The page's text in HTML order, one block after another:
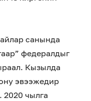
санында
федералдыг
Кызылда
эвээжедир
2020 чылга